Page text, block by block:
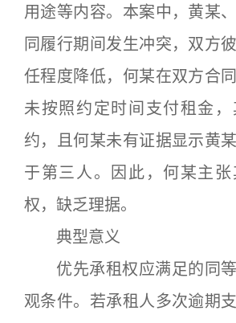
用途等内容。本案中，黄某
同履行期间发生冲突，双方
任程度降低，何某在双方合
未按照约定时间支付租金
约，且何某未有证据显示黄
于第三人。因此，何某主
权，缺乏理据。
典型意义
优先承租权应满足的同等
观条件。若承租人多次逾期